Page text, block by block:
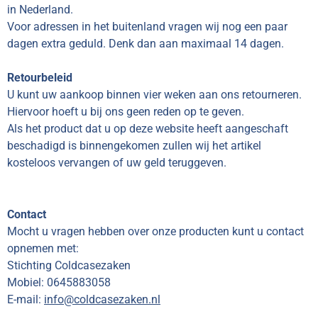
in Nederland.
Voor adressen in het buitenland vragen wij nog een paar
dagen extra geduld. Denk dan aan maximaal 14 dagen.
Retourbeleid
U kunt uw aankoop binnen vier weken aan ons retourneren.
Hiervoor hoeft u bij ons geen reden op te geven.
Als het product dat u op deze website heeft aangeschaft
beschadigd is binnengekomen zullen wij het artikel
kosteloos vervangen of uw geld teruggeven.
Contact
Mocht u vragen hebben over onze producten kunt u contact
opnemen met:
Stichting Coldcasezaken
Mobiel: 0645883058
E-mail: info@coldcasezaken.nl